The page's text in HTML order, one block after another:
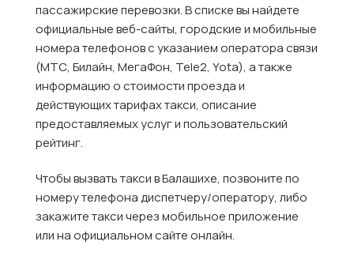
пассажирские перевозки. В списке вы найдете
официальные веб-сайты, городские и мобильные
номера телефонов с указанием оператора связи
(МТС, Билайн, МегаФон, Tele2, Yota), а также
информацию о стоимости проезда и
действующих тарифах такси, описание
предоставляемых услуг и пользовательский
рейтинг.
Чтобы вызвать такси в Балашихе, позвоните по
номеру телефона диспетчеру/оператору, либо
закажите такси через мобильное приложение
или на официальном сайте онлайн.